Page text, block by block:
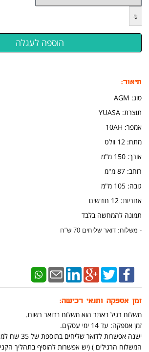
₪
תיאור:
סוג: AGM
תוצרת: YUASA
אמפר: 10AH
​מתח: 12 וולט
אורך: 150 מ"מ
​רוחב: 87 מ"מ
גובה: 105 מ"מ
אחריות: 12 חודשים
תמונה להמחשה בלבד
- משלוח: דואר שליחים 70 ש"ח
זמן אספקה ותנאי רכישה:
משלוח רגיל באתר הוא משלוח בדואר רשום.
זמן אספקה: עד 14 ימי עסקים.
ישנה אפשרות
המשלוח הרגילים ) (יש אפשרות להוסיף בתהליך